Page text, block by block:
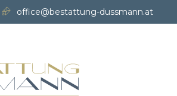
office@bestattung-dussmann.at